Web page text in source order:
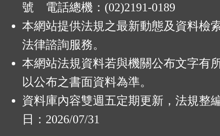
號 電話總機：(02)2191-0189
本網站提供法規之最新動態及資料檢
法律諮詢服務。
本網站法規資料若與機關公布文字有
以公布之書面資料為準。
資料庫內容雙週五定期更新，法規整
日：2026/07/31